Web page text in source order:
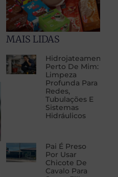
MAIS LIDAS
Hidrojateamento
Perto De Mim:
Limpeza
Profunda Para
Redes,
Tubulações E
Sistemas
Hidráulicos
Pai É Preso
Por Usar
Chicote De
Cavalo Para